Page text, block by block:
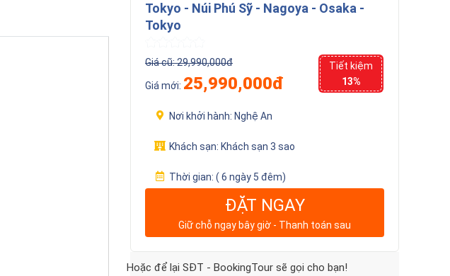
Tokyo - Núi Phú Sỹ - Nagoya - Osaka -
Tokyo
Giá cũ:29,990,000đ
Giá mới: 25,990,000đ
Tiết kiệm
13%
Nơi khởi hành: Nghệ An
Khách sạn: Khách sạn 3 sao
Thời gian:( 6 ngày 5 đêm)
ĐẶT NGAY
Giữ chỗ ngay bây giờ - Thanh toán sau
Hoặc để lại SĐT - BookingTour sẽ gọi cho bạn!